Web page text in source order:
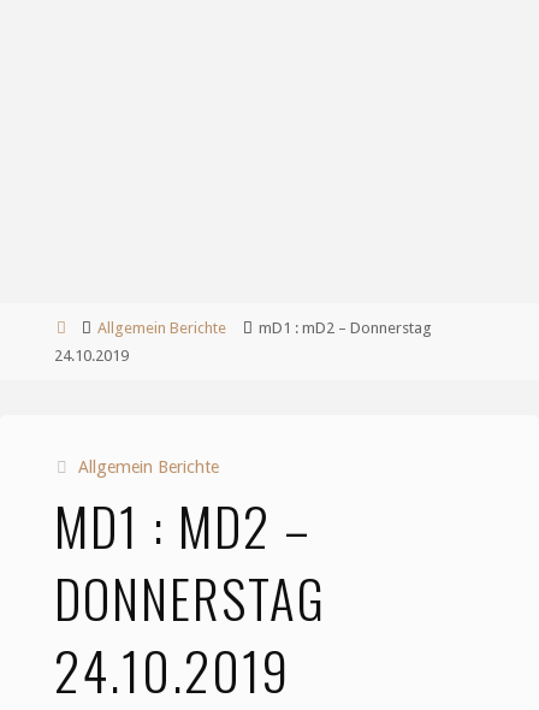
StartAllgemein Berichte
mD1 : mD2 – Donnerstag
24.10.2019
Allgemein Berichte
MD1 : MD2 –
DONNERSTAG
24.10.2019